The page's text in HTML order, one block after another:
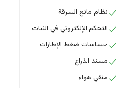
نظام مانع السرقة
التحكم الإلكتروني في الثبات
حساسات ضغط الإطارات
مسند الذراع
منقي هواء